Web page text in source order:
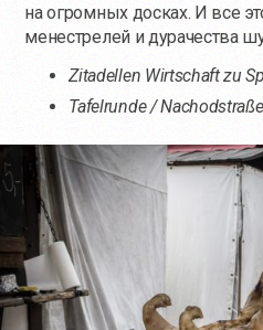
на огромных досках. И все
менестрелей и дурачества
Zitadellen Wirtschaft zu
Tafelrunde /